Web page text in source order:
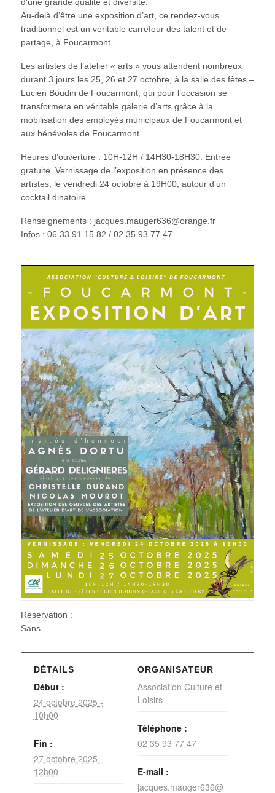
d’une grande qualité et diversité.
Au-delà d’être une exposition d’art, ce rendez-vous
traditionnel est un véritable carrefour des talent et de
partage, à Foucarmont.
Les artistes de l’atelier « arts » vous attendent nombreux
durant 3 jours les 25, 26 et 27 octobre, à la salle des fêtes –
Lucien Boudin de Foucarmont, qui pour l’occasion se
transformera en véritable galerie d’arts grâce à la
mobilisation des employés municipaux de Foucarmont et
aux bénévoles de Foucarmont.
Heures d’ouverture : 10H-12H / 14H30-18H30. Entrée
gratuite. Vernissage de l’exposition en présence des
artistes, le vendredi 24 octobre à 19H00, autour d’un
cocktail dinatoire.
Renseignements : jacques.mauger636@orange.fr
Infos : 06 33 91 15 82 / 02 35 93 77 47
Reservation :
Sans
DÉTAILS
Début :
24 octobre 2025 -
10h00
Fin :
27 octobre 2025 -
12h00
ORGANISATEUR
Association Culture et
Loisirs
Téléphone :
02 35 93 77 47
E-mail :
jacques.mauger636@